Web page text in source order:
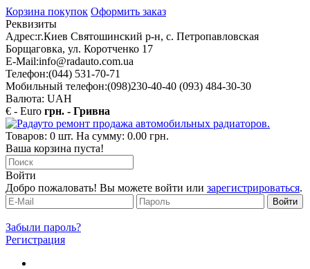
Корзина покупок Оформить заказ
Реквизиты
Адрес:г.Киев Святошинский р-н, с. Петропавловская
Борщаговка, ул. Коротченко 17
E-Mail:info@radauto.com.ua
Телефон:(044) 531-70-71
Мобильный телефон:(098)230-40-40 (093) 484-30-30
Валюта: UAH
€ - Euro грн. - Гривна
Товаров: 0 шт. На сумму: 0.00 грн.
Ваша корзина пуста!
Войти
Добро пожаловать! Вы можете войти или зарегистрироваться.
Забыли пароль?
Регистрация